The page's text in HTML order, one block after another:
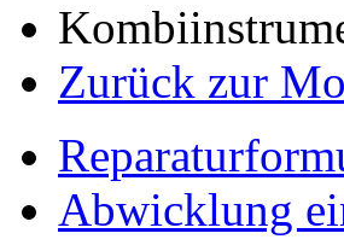
Zurück zur
Abwicklung